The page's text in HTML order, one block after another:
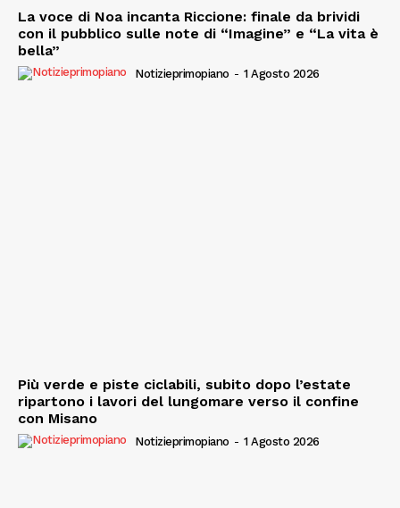
La voce di Noa incanta Riccione: finale da brividi
con il pubblico sulle note di “Imagine” e “La vita è
bella”
Notizieprimopiano - 1 Agosto 2026
Più verde e piste ciclabili, subito dopo l’estate
ripartono i lavori del lungomare verso il confine
con Misano
Notizieprimopiano - 1 Agosto 2026